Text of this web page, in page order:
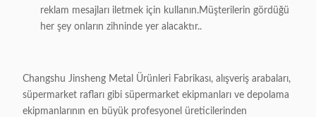
reklam mesajları iletmek için kullanın.Müşterilerin gördüğü
her şey onların zihninde yer alacaktır..
Changshu Jinsheng Metal Ürünleri Fabrikası, alışveriş arabaları,
süpermarket rafları gibi süpermarket ekipmanları ve depolama
ekipmanlarının en büyük profesyonel üreticilerinden